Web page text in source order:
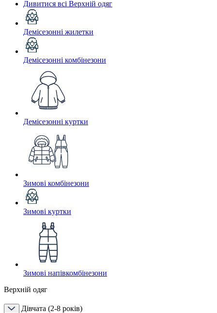
Дивитися всі Верхній одяг
Демісезонні жилетки
Демісезонні комбінезони
Демісезонні куртки
Зимові комбінезони
Зимові куртки
Зимові напівкомбінезони
Верхній одяг
Дівчата (2-8 років)